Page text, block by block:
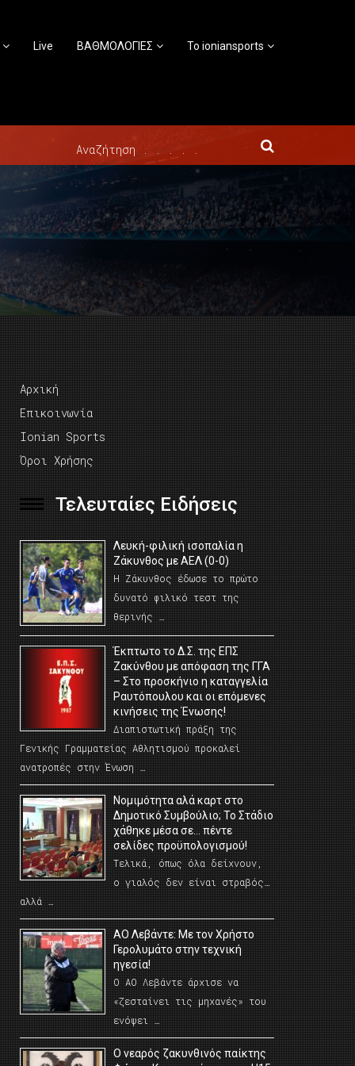
Live ΒΑΘΜΟΛΟΓΙΕΣ Το ioniansports
Αρχική
Επικοινωνία
Ionian Sports
Όροι Χρήσης
Τελευταίες Ειδήσεις
Λευκή-φιλική ισοπαλία η
Ζάκυνθος με ΑΕΛ (0-0)
Η Ζάκυνθος έδωσε το πρώτο
δυνατό φιλικό τεστ της
θερινής …
Έκπτωτο το Δ.Σ. της ΕΠΣ
Ζακύνθου με απόφαση της ΓΓΑ
– Στο προσκήνιο η καταγγελία
Ραυτόπουλου και οι επόμενες
κινήσεις της Ένωσης!
Διαπιστωτική πράξη της
Γενικής Γραμματείας Αθλητισμού προκαλεί
ανατροπές στην Ένωση …
Νομιμότητα αλά καρτ στο
Δημοτικό Συμβούλιο; Το Στάδιο
χάθηκε μέσα σε… πέντε
σελίδες προϋπολογισμού!
Τελικά, όπως όλα δείχνουν,
ο γιαλός δεν είναι στραβός…
αλλά …
ΑΟ Λεβάντε: Με τον Χρήστο
Γερολυμάτο στην τεχνική
ηγεσία!
Ο ΑΟ Λεβάντε άρχισε να
«ζεσταίνει τις μηχανές» του
ενόψει …
O νεαρός ζακυνθινός παίκτης